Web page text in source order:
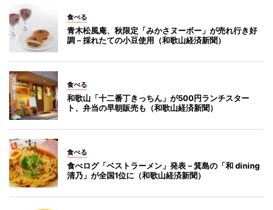
食べる
青木松風庵、秋限定「みかさヌーボー」が売れ行き好
調－採れたての小豆使用（和歌山経済新聞）
食べる
和歌山「十二番丁きっちん」が500円ランチスター
ト、弁当の早朝販売も（和歌山経済新聞）
食べる
食べログ「ベストラーメン」発表－箕島の「和 dining
清乃」が全国1位に（和歌山経済新聞）